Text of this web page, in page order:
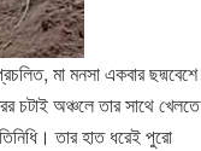
মা মনসা একবার ছদ্মবেশে
চটাই অঞ্চলে তার সাথে খেলতে
তার হাত ধরেই পুরো